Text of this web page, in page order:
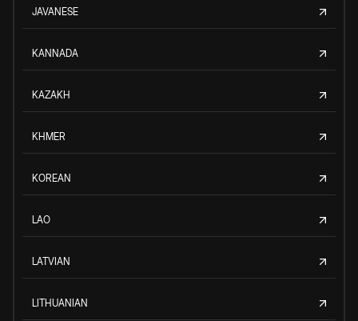
JAVANESE
KANNADA
KAZAKH
KHMER
KOREAN
LAO
LATVIAN
LITHUANIAN